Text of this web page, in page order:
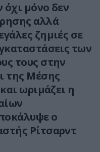
όχι μόνο δεν
αλλά
ζημιές σε
των
τους στην
της Μέσης
ωριμάζει η
ο
Ρίτσαρντ